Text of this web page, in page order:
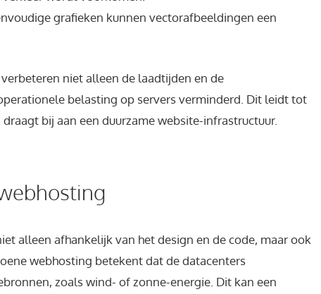
grafieken kunnen vectorafbeeldingen een
niet alleen de laadtijden en de
belasting op servers verminderd. Dit leidt tot
bij aan een duurzame website-infrastructuur.
alleen afhankelijk van het design en de code, maar ook
webhosting betekent dat de datacenters
zoals wind- of zonne-energie. Dit kan een